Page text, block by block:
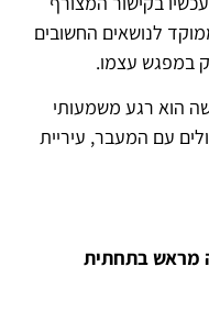
לנושאים החשובים
במפגש עצמו.
הוא רגע משמעותי
עם המעבר, עיריית
מראש בתחתית